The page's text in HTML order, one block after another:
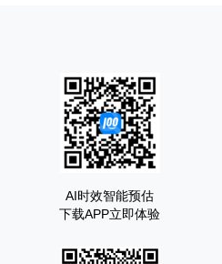
AI时效智能预估
下载APP立即体验